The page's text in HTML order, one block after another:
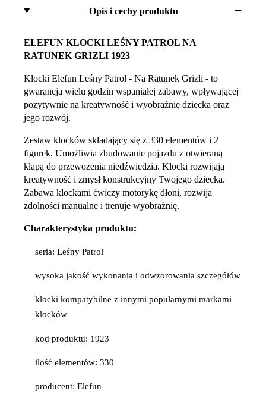
Opis i cechy produktu
ELEFUN KLOCKI LEŚNY PATROL NA
RATUNEK GRIZLI 1923
Klocki Elefun Leśny Patrol - Na Ratunek Grizli - to
gwarancja wielu godzin wspaniałej zabawy, wpływającej
pozytywnie na kreatywność i wyobraźnię dziecka oraz
jego rozwój.
Zestaw klocków składający się z 330 elementów i 2
figurek. Umożliwia zbudowanie pojazdu z otwieraną
klapą do przewożenia niedźwiedzia. Klocki rozwijają
kreatywność i zmysł konstrukcyjny Twojego dziecka.
Zabawa klockami ćwiczy motorykę dłoni, rozwija
zdolności manualne i trenuje wyobraźnię.
Charakterystyka produktu:
seria: Leśny Patrol
wysoka jakość wykonania i odwzorowania szczegółów
klocki kompatybilne z innymi popularnymi markami
klocków
kod produktu: 1923
ilość elementów: 330
producent: Elefun